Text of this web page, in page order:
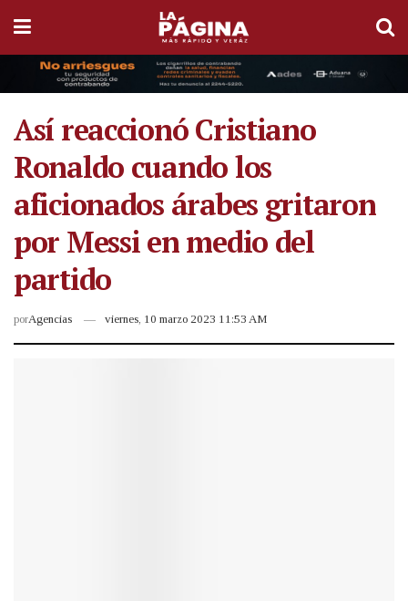
Así reaccionó Cristiano
Ronaldo cuando los
aficionados árabes gritaron
por Messi en medio del
partido
porAgencias viernes, 10 marzo 2023 11:53 AM